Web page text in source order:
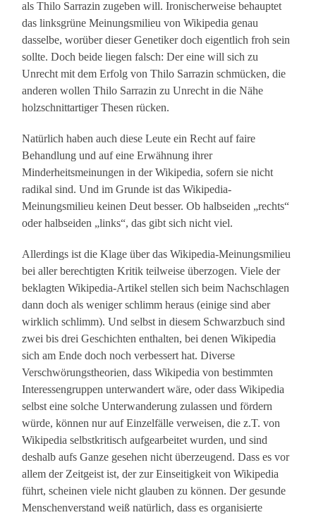
als Thilo Sarrazin zugeben will. Ironischerweise behauptet
das linksgrüne Meinungsmilieu von Wikipedia genau
dasselbe, worüber dieser Genetiker doch eigentlich froh sein
sollte. Doch beide liegen falsch: Der eine will sich zu
Unrecht mit dem Erfolg von Thilo Sarrazin schmücken, die
anderen wollen Thilo Sarrazin zu Unrecht in die Nähe
holzschnittartiger Thesen rücken.
Natürlich haben auch diese Leute ein Recht auf faire
Behandlung und auf eine Erwähnung ihrer
Minderheitsmeinungen in der Wikipedia, sofern sie nicht
radikal sind. Und im Grunde ist das Wikipedia-
Meinungsmilieu keinen Deut besser. Ob halbseiden „rechts“
oder halbseiden „links“, das gibt sich nicht viel.
Allerdings ist die Klage über das Wikipedia-Meinungsmilieu
bei aller berechtigten Kritik teilweise überzogen. Viele der
beklagten Wikipedia-Artikel stellen sich beim Nachschlagen
dann doch als weniger schlimm heraus (einige sind aber
wirklich schlimm). Und selbst in diesem Schwarzbuch sind
zwei bis drei Geschichten enthalten, bei denen Wikipedia
sich am Ende doch noch verbessert hat. Diverse
Verschwörungstheorien, dass Wikipedia von bestimmten
Interessengruppen unterwandert wäre, oder dass Wikipedia
selbst eine solche Unterwanderung zulassen und fördern
würde, können nur auf Einzelfälle verweisen, die z.T. von
Wikipedia selbstkritisch aufgearbeitet wurden, und sind
deshalb aufs Ganze gesehen nicht überzeugend. Dass es vor
allem der Zeitgeist ist, der zur Einseitigkeit von Wikipedia
führt, scheinen viele nicht glauben zu können. Der gesunde
Menschenverstand weiß natürlich, dass es organisierte